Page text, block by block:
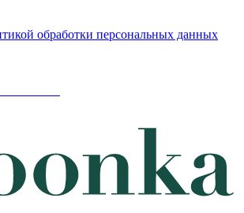
обработки персональных данных